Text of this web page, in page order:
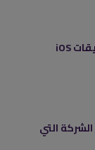
برمجة جوالات احترافية لتطوير تطبيقات iOS
التي